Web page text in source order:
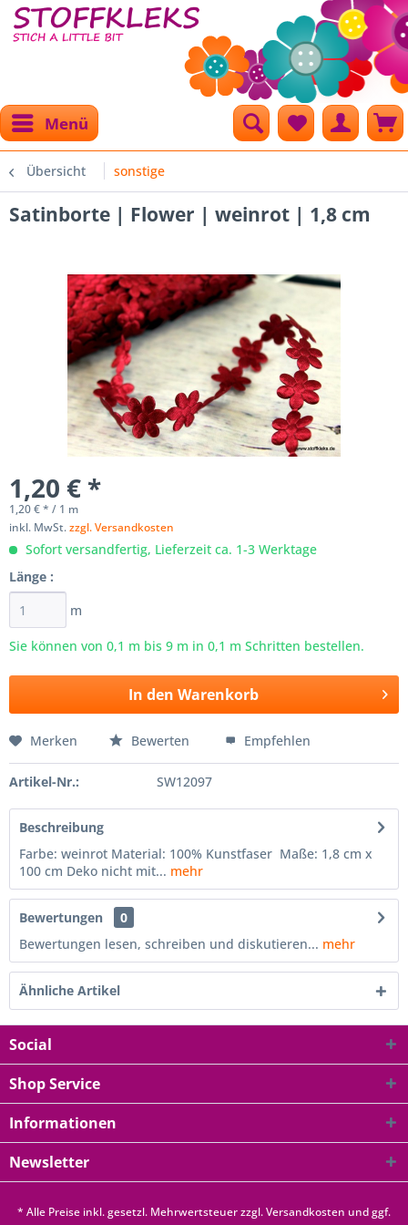
Menü
Übersicht sonstige
Satinborte | Flower | weinrot | 1,8 cm
1,20 € *
1,20 € * / 1 m
inkl. MwSt.zzgl. Versandkosten
Sofort versandfertig, Lieferzeit ca. 1-3 Werktage
Länge :
m
Sie können von 0,1 m bis 9 m in 0,1 m Schritten bestellen.
In den Warenkorb
Merken Bewerten Empfehlen
Artikel-Nr.: SW12097
Beschreibung
Farbe: weinrot Material: 100% Kunstfaser Maße: 1,8 cm x
100 cm Deko nicht mit... mehr
Bewertungen
0
Bewertungen lesen, schreiben und diskutieren... mehr
Ähnliche Artikel
Social
Shop Service
Informationen
Newsletter
* Alle Preise inkl. gesetzl. Mehrwertsteuer zzgl.Versandkosten und ggf.